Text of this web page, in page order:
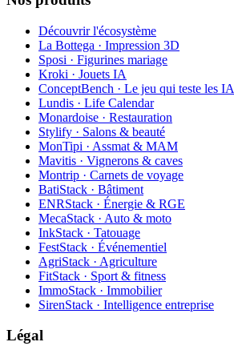
Découvrir l'écosystème
La Bottega · Impression 3D
Sposi · Figurines mariage
Kroki · Jouets IA
ConceptBench · Le jeu qui teste les IA
Lundis · Life Calendar
Monardoise · Restauration
Stylify · Salons & beauté
MonTipi · Assmat & MAM
Mavitis · Vignerons & caves
Montrip · Carnets de voyage
BatiStack · Bâtiment
ENRStack · Énergie & RGE
MecaStack · Auto & moto
InkStack · Tatouage
FestStack · Événementiel
AgriStack · Agriculture
FitStack · Sport & fitness
ImmoStack · Immobilier
SirenStack · Intelligence entreprise
Légal